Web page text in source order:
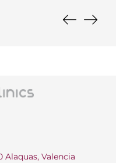
Alaquas, Valencia